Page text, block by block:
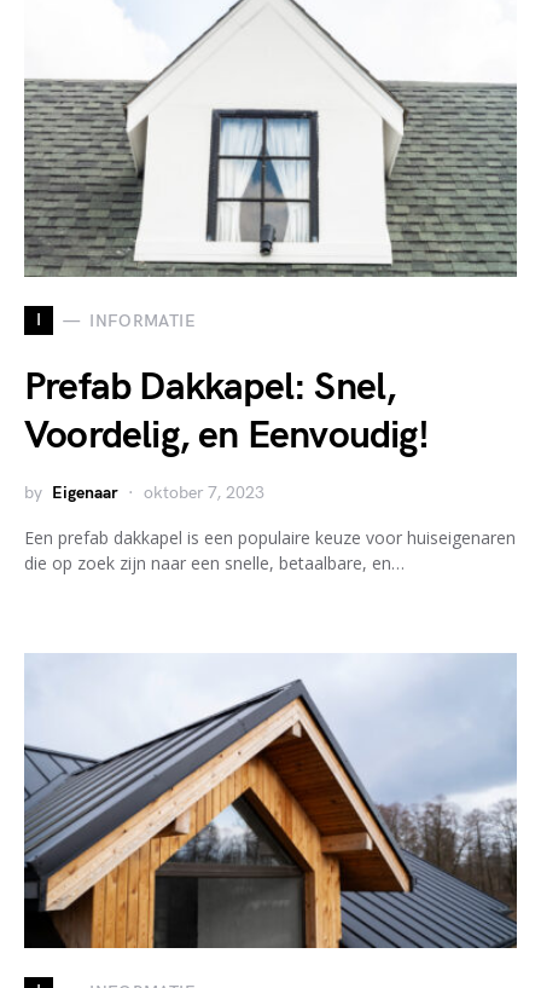
I INFORMATIE
Prefab Dakkapel: Snel,
Voordelig, en Eenvoudig!
by Eigenaar oktober 7, 2023
Een prefab dakkapel is een populaire keuze voor huiseigenaren
die op zoek zijn naar een snelle, betaalbare, en…